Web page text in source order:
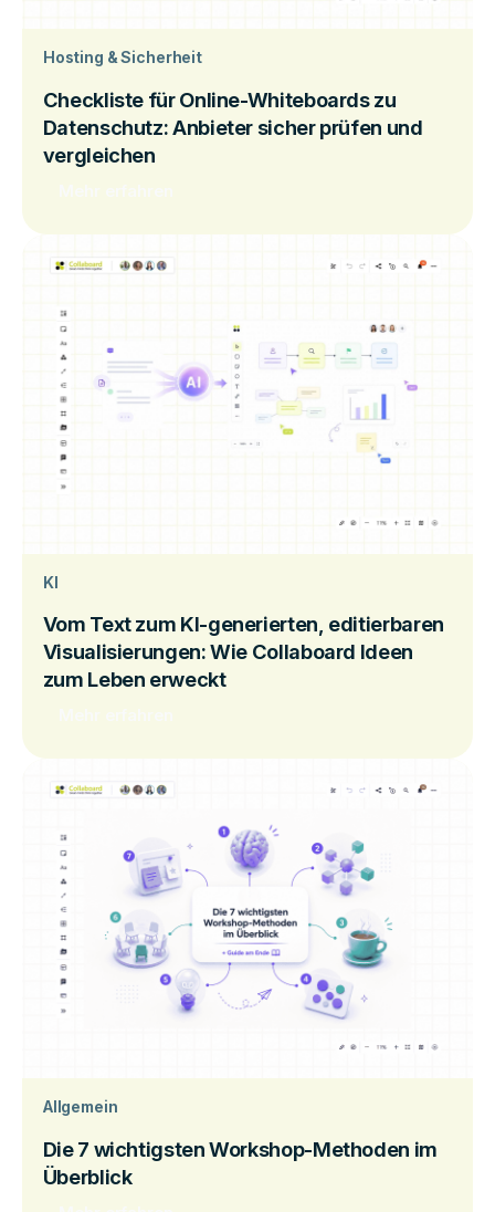
Hosting & Sicherheit
Checkliste für Online-Whiteboards zu
Datenschutz: Anbieter sicher prüfen und
vergleichen
KI
Vom Text zum KI-generierten, editierbaren
Visualisierungen: Wie Collaboard Ideen
zum Leben erweckt
Allgemein
Die 7 wichtigsten Workshop-Methoden im
Überblick